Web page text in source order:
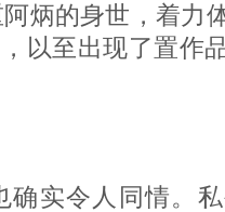
炳的身世，着力
以至出现了置作
确实令人同情。